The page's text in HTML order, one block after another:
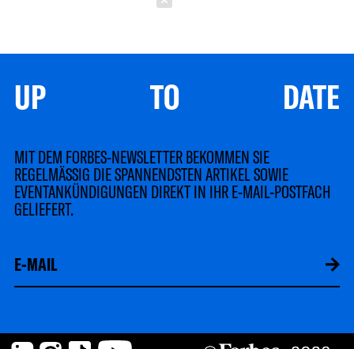
UP TO DATE
MIT DEM FORBES-NEWSLETTER BEKOMMEN SIE
REGELMÄSSIG DIE SPANNENDSTEN ARTIKEL SOWIE
EVENTANKÜNDIGUNGEN DIREKT IN IHR E-MAIL-POSTFACH
GELIEFERT.
LinkedInInstagram
TikTok